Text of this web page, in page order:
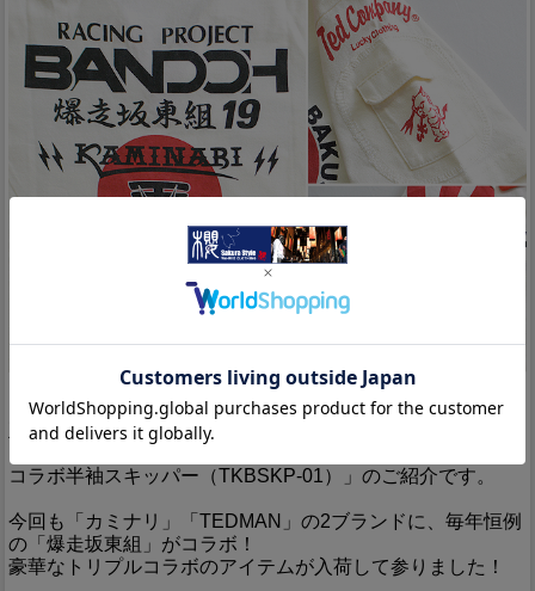
Detail
「JAPANESE BAD BOY」をコンセプトに掲げ、昭和の由緒
正しき不良文化にロックなスパイスを注入したブランド「カ
コラボ半袖スキッパー（TKBSKP-01）」のご紹介です。
今回も「カミナリ」「TEDMAN」の2ブランドに、毎年恒例
の「爆走坂東組」がコラボ！
豪華なトリプルコラボのアイテムが入荷して参りました！